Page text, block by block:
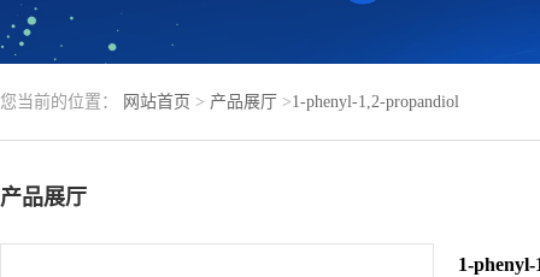
您当前的位置： 网站首页 > 产品展厅 >1-phenyl-1,2-propandiol
产品展厅
1-